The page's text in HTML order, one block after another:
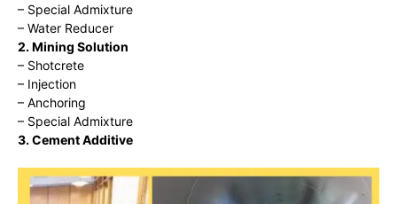
– Special Admixture
– Water Reducer
2. Mining Solution
– Shotcrete
– Injection
– Anchoring
– Special Admixture
3. Cement Additive